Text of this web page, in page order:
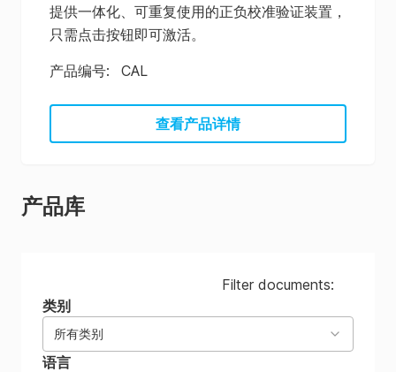
提供一体化、可重复使用的正负校准验证装置，
只需点击按钮即可激活。
产品编号: CAL
查看产品详情
产品库
Filter documents:
类别
所有类别
语言